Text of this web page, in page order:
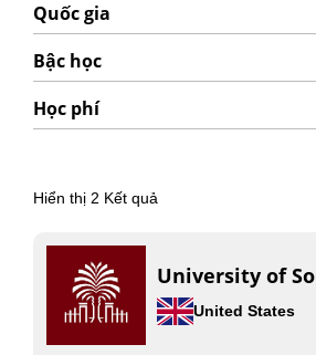
Quốc gia
Bậc học
Học phí
Hiển thị 2 Kết quả
University of
United States